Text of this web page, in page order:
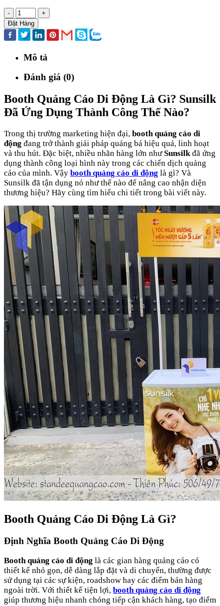
-
+
Đặt Hàng
Mô tả
Đánh giá (0)
Booth Quảng Cáo Di Động Là Gì? Sunsilk
Đã Ứng Dụng Thành Công Thế Nào?
Trong thị trường marketing hiện đại, booth quảng cáo di
động đang trở thành giải pháp quảng bá hiệu quả, linh hoạt
và thu hút. Đặc biệt, nhiều nhãn hàng lớn nhưSunsilkđã ứng
dụng thành công loại hình này trong các chiến dịch quảng
cáo của mình. Vậy booth quảng cáo di động là gì? Và
Sunsilk đã tận dụng nó như thế nào để nâng cao nhận diện
thương hiệu? Hãy cùng tìm hiểu chi tiết trong bài viết này.
Booth Quảng Cáo Di Động Là Gì?
Định Nghĩa Booth Quảng Cáo Di Động
Booth quảng cáo di động là các gian hàng quảng cáo có
thiết kế nhỏ gọn, dễ dàng lắp đặt và di chuyển, thường được
sử dụng tại các sự kiện, roadshow hay các điểm bán hàng
ngoài trời. Với thiết kế tiện lợi, booth quảng cáo di động
giúp thương hiệu nhanh chóng tiếp cận khách hàng, tạo điểm